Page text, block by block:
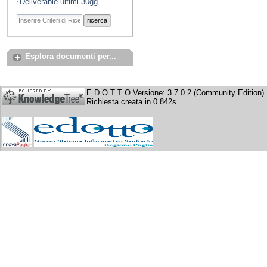
ricerca
Esplora documenti per...
E D O T T O Versione: 3.7.0.2 (Community Edition)
Richiesta creata in 0.842s